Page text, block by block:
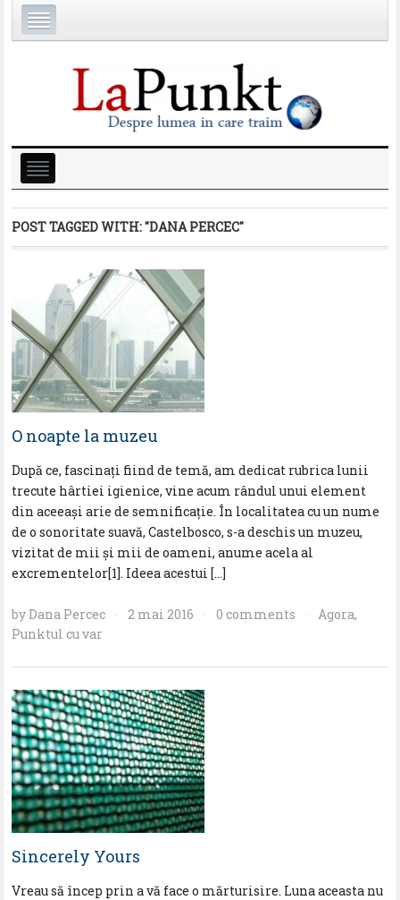
POST TAGGED WITH:"DANA PERCEC"
O noapte la muzeu
După ce, fascinați fiind de temă, am dedicat rubrica lunii
trecute hârtiei igienice, vine acum rândul unui element
din aceeași arie de semnificație. În localitatea cu un nume
de o sonoritate suavă, Castelbosco, s-a deschis un muzeu,
vizitat de mii și mii de oameni, anume acela al
excrementelor[1]. Ideea acestui […]
byDana Percec · 2 mai 2016 · 0 comments · Agora,
Punktul cu var
Sincerely Yours
Vreau să încep prin a vă face o mărturisire. Luna aceasta nu